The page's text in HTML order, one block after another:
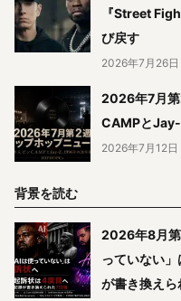
『Street
び戻す
2026年7月26日
2026年7月第
CAMPと
2026年7月12日
背景を読む
2026年8月第
っていない
が書き換え